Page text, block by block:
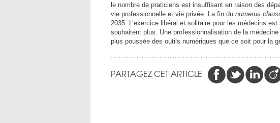
le nombre de praticiens est insuffisant en raison des
vie professionnelle et vie privée. La fin du numerus
2035. L’exercice libéral et solitaire pour les médecins
souhaitent plus. Une professionnalisation de la
plus poussée des outils numériques que ce soit pour la
PARTAGEZ CET ARTICLE